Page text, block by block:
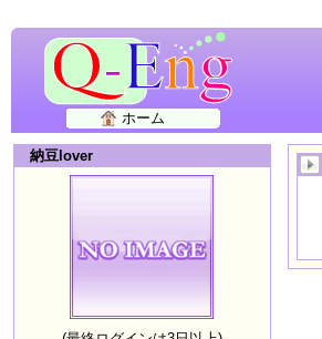
ホーム
納豆lover